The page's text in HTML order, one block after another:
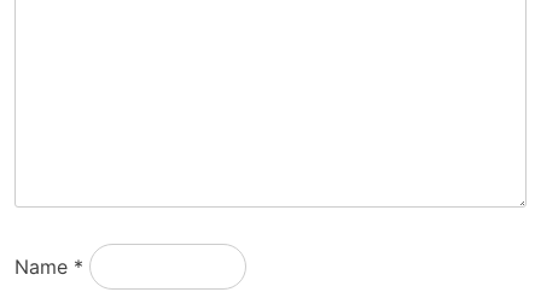
Name *